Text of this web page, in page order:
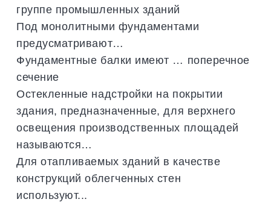
группе промышленных зданий
Под монолитными фундаментами
предусматривают…
Фундаментные балки имеют … поперечное
сечение
Остекленные надстройки на покрытии
здания, предназначенные, для верхнего
освещения производственных площадей
называются…
Для отапливаемых зданий в качестве
конструкций облегченных стен
используют...